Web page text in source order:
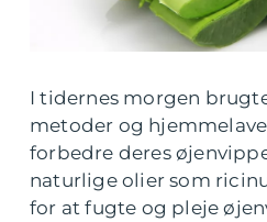
I tidernes morgen
metoder og
forbedre deres
naturlige olier som
for at fugte og pleje